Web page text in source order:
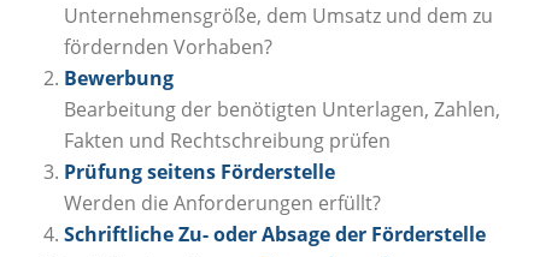
Unternehmensgröße, dem Umsatz und dem zu
fördernden Vorhaben?
Bewerbung
Bearbeitung der benötigten Unterlagen, Zahlen,
Fakten und Rechtschreibung prüfen
Prüfung seitens Förderstelle
Werden die Anforderungen erfüllt?
Schriftliche Zu- oder Absage der Förderstelle